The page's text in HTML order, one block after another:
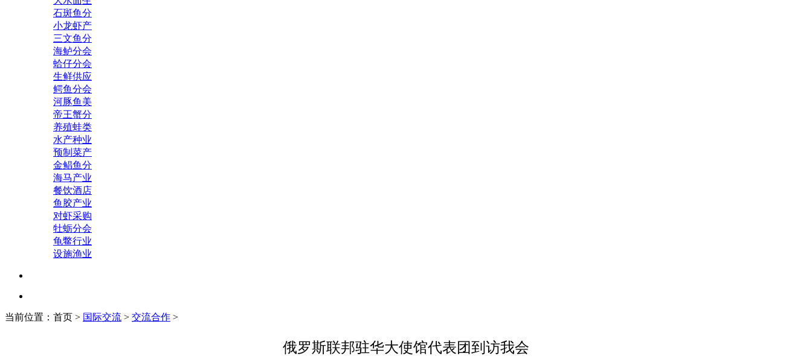
石斑鱼分
小龙虾产
三文鱼分
海鲈分会
蛤仔分会
生鲜供应
鳄鱼分会
河豚鱼美
帝王蟹分
养殖蛙类
水产种业
预制菜产
金鲳鱼分
海马产业
餐饮酒店
鱼胶产业
对虾采购
牡蛎分会
龟鳖行业
设施渔业
当前位置：首页 > 国际交流 > 交流合作 >
俄罗斯联邦驻华大使馆代表团到访我会